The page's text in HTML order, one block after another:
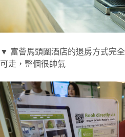
▼ 富薈馬頭圍酒店的退房方式完
可走，整個很帥氣